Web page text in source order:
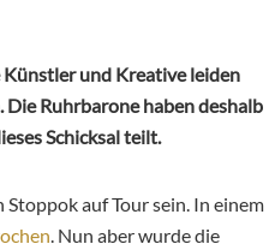
Künstler und Kreative leiden
Ruhrbarone haben deshalb
Schicksal teilt.
Stoppok auf Tour sein. In einem
. Nun aber wurde die